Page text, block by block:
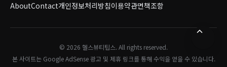
AboutContact개인정보처리방침이용약관면책조항
© 2026 헬스뷰티팁스. All rights reserved.
본 사이트는 Google AdSense 광고 및 제휴 링크를 통해 수익을 얻을 수 있습니다.